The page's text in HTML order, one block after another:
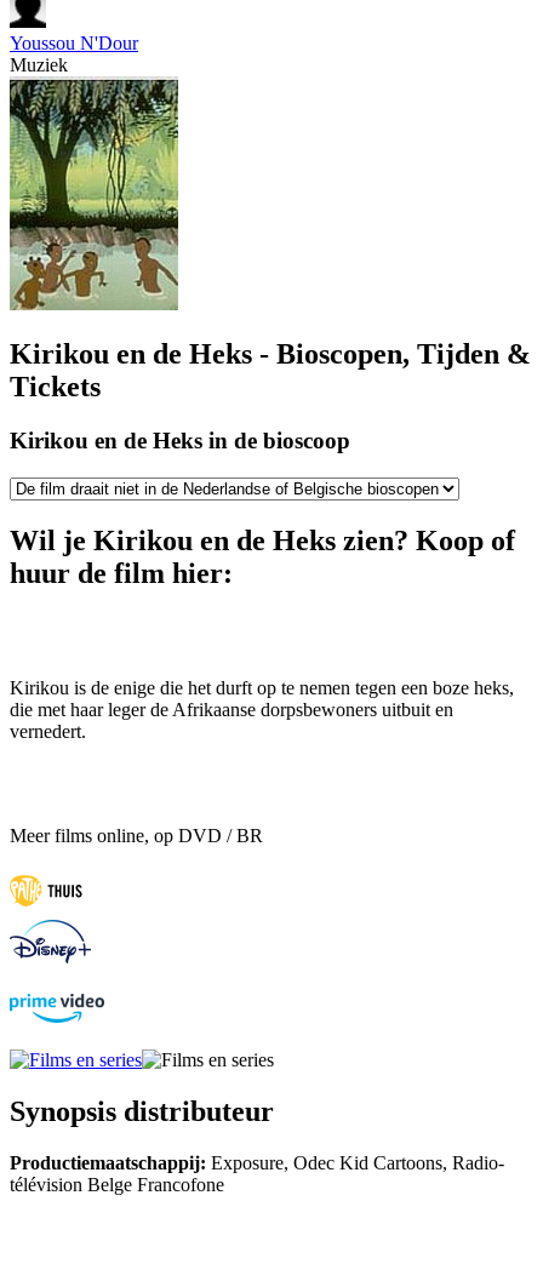
Youssou N'Dour
Muziek
Kirikou en de Heks - Bioscopen, Tijden &
Tickets
Kirikou en de Heks in de bioscoop
Wil je Kirikou en de Heks zien? Koop of
huur de film hier:
Kirikou is de enige die het durft op te nemen tegen een boze heks,
die met haar leger de Afrikaanse dorpsbewoners uitbuit en
vernedert.
Meer films online, op DVD / BR
Synopsis distributeur
Productiemaatschappij: Exposure, Odec Kid Cartoons, Radio-
télévision Belge Francofone